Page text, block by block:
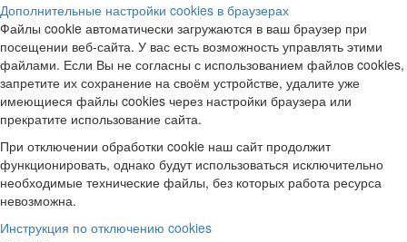
Дополнительные настройки cookies в браузерах
Файлы cookie автоматически загружаются в ваш браузер при
посещении веб-сайта. У вас есть возможность управлять этими
файлами. Если Вы не согласны с использованием файлов cookies,
запретите их сохранение на своём устройстве, удалите уже
имеющиеся файлы cookies через настройки браузера или
прекратите использование сайта.
При отключении обработки cookie наш сайт продолжит
функционировать, однако будут использоваться исключительно
необходимые технические файлы, без которых работа ресурса
невозможна.
Инструкция по отключению cookies